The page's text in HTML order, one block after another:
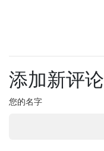
添加新评论
您的名字